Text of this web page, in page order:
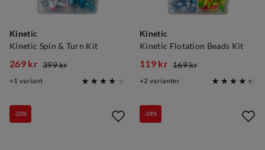
Kinetic
Kinetic Spin & Turn Kit
discounted
269 kr
original
399 kr
1 variant
Kinetic
Kinetic Flotation Beads Kit
discounted
119 kr
original
169 kr
2 varianter
-20% -28%